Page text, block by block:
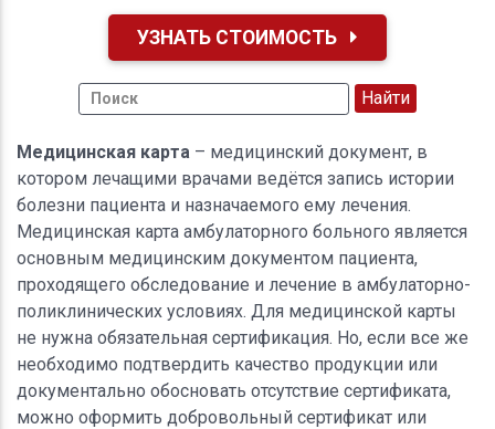
УЗНАТЬ СТОИМОСТЬ
Медицинская карта – медицинский документ, в
котором лечащими врачами ведётся запись истории
болезни пациента и назначаемого ему лечения.
Медицинская карта амбулаторного больного является
основным медицинским документом пациента,
проходящего обследование и лечение в амбулаторно-
поликлинических условиях. Для медицинской карты
не нужна обязательная сертификация. Но, если все же
необходимо подтвердить качество продукции или
документально обосновать отсутствие сертификата,
можно оформить добровольный сертификат или